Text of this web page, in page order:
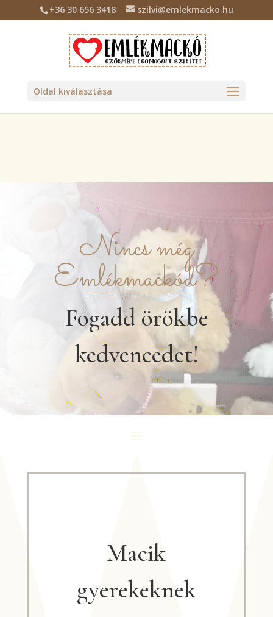
Deprecated: Required parameter $location follows optional
parameter $tax_class in/home/emlekmac/public_html/wp-
content/plugins/billingo/includes/class-billingo.php
+36 30 656 3418 szilvi@emlekmacko.hu
Oldal kiválasztása
Nincs még
Emlékmackód?
Fogadd örökbe
kedvencedet!
Macik
gyerekeknek